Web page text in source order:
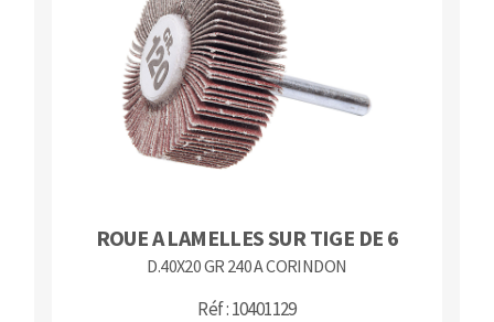
ROUE A LAMELLES SUR TIGE DE 6
D.40X20 GR 240 A CORINDON
Réf : 10401129